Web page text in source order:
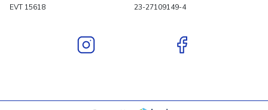
EVT 15618 23-27109149-4